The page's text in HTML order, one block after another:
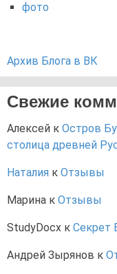
фото
Архив Блога в ВК
Свежие
Алексей к Остров
столица древней
Наталия к Отзывы
Марина к Отзывы
StudyDocx к Секрет
Андрей Зырянов к